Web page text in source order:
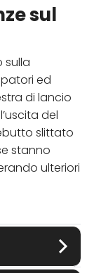
sul
sulla
ed
di lancio
del
slittato
stanno
ulteriori